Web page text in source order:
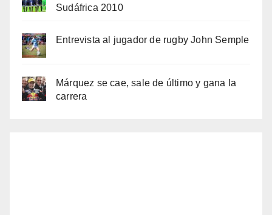
Sudáfrica 2010
Entrevista al jugador de rugby John Semple
Márquez se cae, sale de último y gana la
carrera